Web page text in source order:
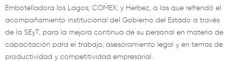
Embotelladora los Lagos; COMEX; y Herbez, a las que refrendó el
acompañamiento institucional del Gobierno del Estado a través
de la SEyT, para la mejora continua de su personal en materia de
capacitación para el trabajo, asesoramiento legal y en temas de
productividad y competitividad empresarial.